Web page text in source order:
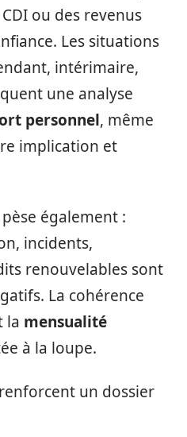
ou des revenus
Les situations
intérimaire,
une analyse
personnel, même
implication et
également :
incidents,
renouvelables sont
La cohérence
la mensualité
à la loupe.
un dossier